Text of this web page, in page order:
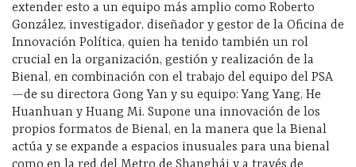
extender esto a un equipo más amplio como Roberto
González, investigador, diseñador y gestor de la Oficina de
Innovación Política, quien ha tenido también un rol
crucial en la organización, gestión y realización de la
Bienal, en combinación con el trabajo del equipo del PSA
—de su directora Gong Yan y su equipo: Yang Yang, He
Huanhuan y Huang Mi. Supone una innovación de los
propios formatos de Bienal, en la manera que la Bienal
actúa y se expande a espacios inusuales para una bienal